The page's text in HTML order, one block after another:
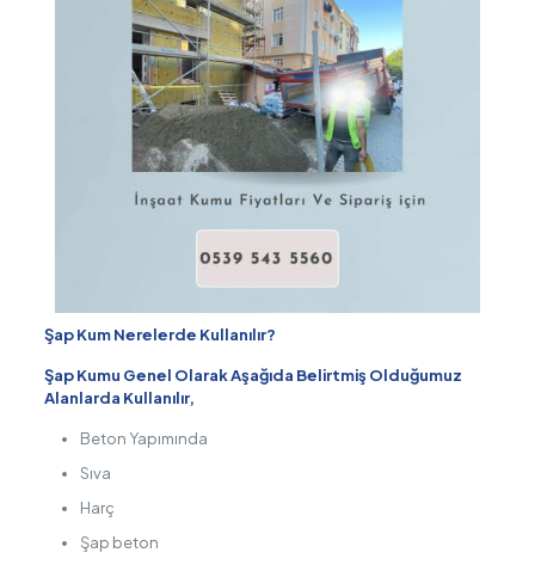
Şap Kum Nerelerde Kullanılır?
Şap Kumu Genel Olarak Aşağıda Belirtmiş Olduğumuz
Alanlarda Kullanılır,
Beton Yapımında
Sıva
Harç
Şap beton